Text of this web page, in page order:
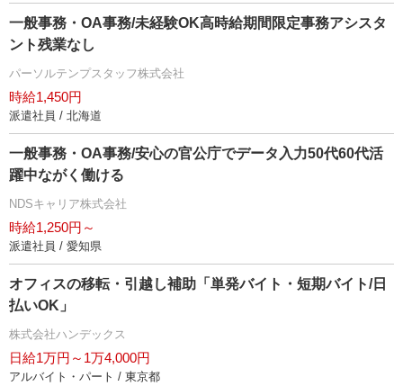
一般事務・OA事務/未経験OK高時給期間限定事務アシスタ
ント残業なし
パーソルテンプスタッフ株式会社
時給1,450円
派遣社員 / 北海道
一般事務・OA事務/安心の官公庁でデータ入力50代60代活
躍中ながく働ける
NDSキャリア株式会社
時給1,250円～
派遣社員 / 愛知県
オフィスの移転・引越し補助「単発バイト・短期バイト/日
払いOK」
株式会社ハンデックス
日給1万円～1万4,000円
アルバイト・パート / 東京都